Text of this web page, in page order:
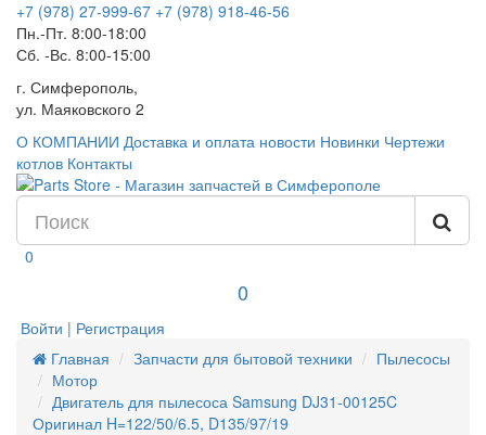
+7 (978) 27-999-67 +7 (978) 918-46-56
Пн.-Пт. 8:00-18:00
Сб. -Вс. 8:00-15:00
г. Симферополь,
ул. Маяковского 2
О КОМПАНИИ Доставка и оплата новости Новинки Чертежи
котлов Контакты
0
0
Войти | Регистрация
Главная
Запчасти для бытовой техники
Пылесосы
Мотор
Двигатель для пылесоса Samsung DJ31-00125C
Оригинал H=122/50/6.5, D135/97/19